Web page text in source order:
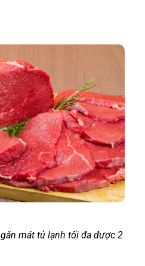
mát tủ lạnh tối đa được 2